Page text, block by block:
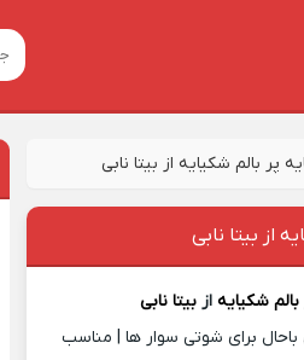
پر بالم شکیایه از بیتا نابی
از بیتا نابی
بالم شکیایه ازبیتا نابی
برای شوتی سوار ها | مناسب